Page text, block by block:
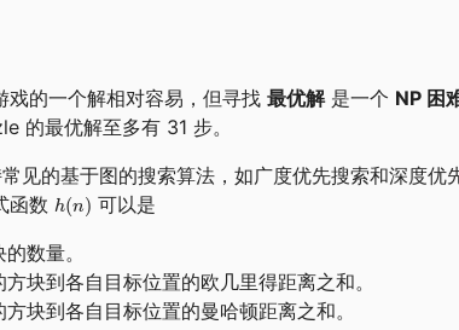
戏的一个解相对容易，但寻找 最优解是一个 NP 困
的最优解至多有 31 步。
见的基于图的搜索算法，如广度优先搜索和深度优
函数
可以是
数量。
块到各自目标位置的欧几里得距离之和。
块到各自目标位置的曼哈顿距离之和。